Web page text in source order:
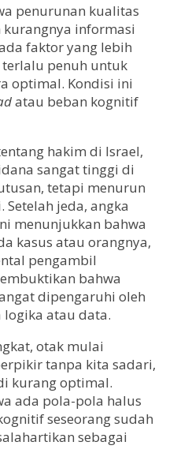
penurunan kualitas
informasi
faktor yang lebih
penuh untuk
optimal. Kondisi ini
atau beban kognitif
hakim di Israel,
sangat tinggi di
tetapi menurun
jeda, angka
menunjukkan bahwa
kasus atau orangnya,
pengambil
bahwa
dipengaruhi oleh
logika atau data.
otak mulai
tanpa kita sadari,
kurang optimal.
ada pola-pola halus
seseorang sudah
sebagai